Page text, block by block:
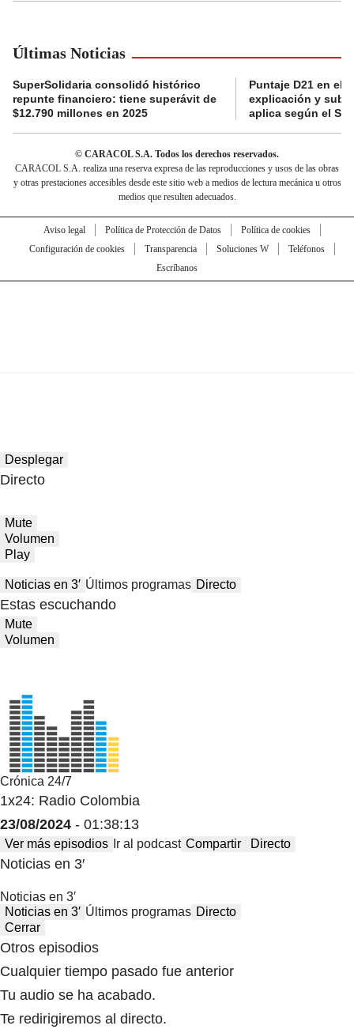
Últimas Noticias
SuperSolidaria consolidó histórico
repunte financiero: tiene superávit de
$12.790 millones en 2025
Puntaje D21 en el
explicación y
aplica según el
© CARACOL S.A. Todos los derechos reservados.
CARACOL S.A. realiza una reserva expresa de las reproducciones y usos de las obras
y otras prestaciones accesibles desde este sitio web a medios de lectura mecánica u otros
medios que resulten adecuados.
Aviso legal Política de Protección de Datos
Política de cookies
Configuración de cookies
Transparencia Soluciones W
Teléfonos
Escríbanos
Desplegar
Directo
Mute
Volumen
Play
Noticias en 3′ Últimos programas Directo
Estas escuchando
Mute
Volumen
Crónica 24/7
1x24: Radio Colombia
23/08/2024 - 01:38:13
Ver más episodios Ir al podcast Compartir Directo
Noticias en 3′
Noticias en 3′
Noticias en 3′ Últimos programas Directo
Cerrar
Otros episodios
Cualquier tiempo pasado fue anterior
Tu audio se ha acabado.
Te redirigiremos al directo.